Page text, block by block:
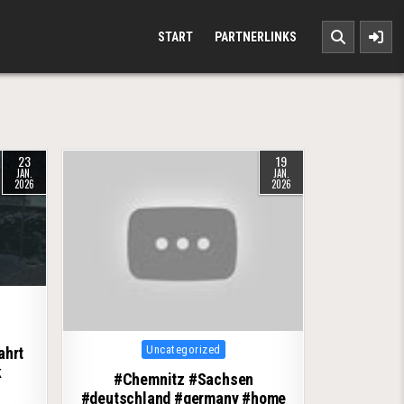
START PARTNERLINKS
23
JAN.
2026
19
JAN.
2026
Posted in
Uncategorized
#Chemnitz #Sachsen
#deutschland #germany #home